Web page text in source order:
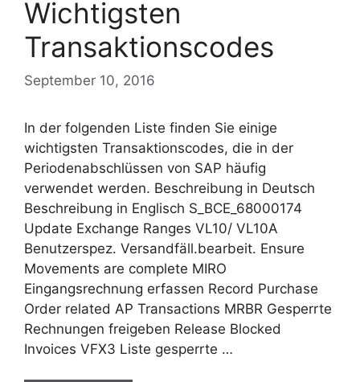
Wichtigsten
Transaktionscodes
September 10, 2016
In der folgenden Liste finden Sie einige
wichtigsten Transaktionscodes, die in der
Periodenabschlüssen von SAP häufig
verwendet werden. Beschreibung in Deutsch
Beschreibung in Englisch S_BCE_68000174
Update Exchange Ranges VL10/ VL10A
Benutzerspez. Versandfäll.bearbeit. Ensure
Movements are complete MIRO
Eingangsrechnung erfassen Record Purchase
Order related AP Transactions MRBR Gesperrte
Rechnungen freigeben Release Blocked
Invoices VFX3 Liste gesperrte …